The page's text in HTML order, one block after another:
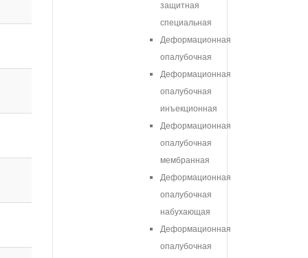
защитная
специальная
Деформационная
опалубочная
Деформационная
опалубочная
инъекционная
Деформационная
опалубочная
мембранная
Деформационная
опалубочная
набухающая
Деформационная
опалубочная